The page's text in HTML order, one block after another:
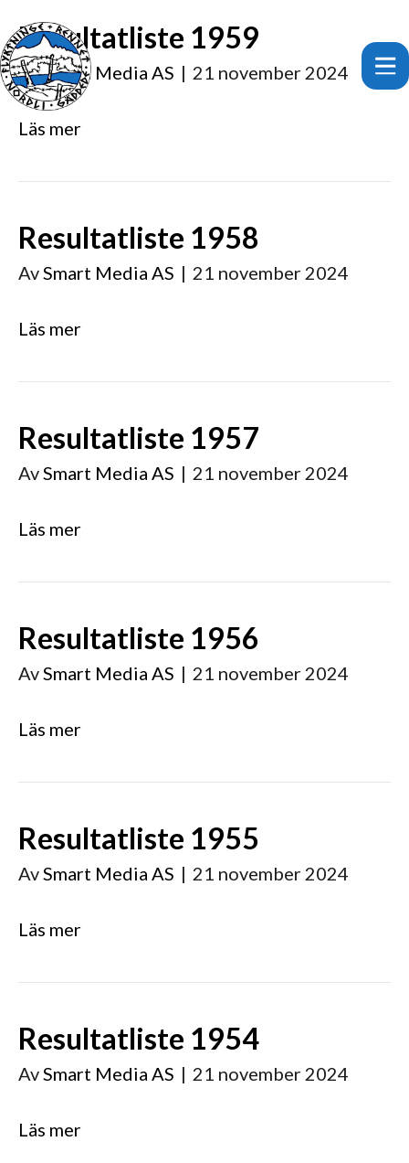
Resultatliste 1959
AvSmart Media AS | 21 november 2024
Läs mer
Resultatliste 1958
AvSmart Media AS | 21 november 2024
Läs mer
Resultatliste 1957
AvSmart Media AS | 21 november 2024
Läs mer
Resultatliste 1956
AvSmart Media AS | 21 november 2024
Läs mer
Resultatliste 1955
AvSmart Media AS | 21 november 2024
Läs mer
Resultatliste 1954
AvSmart Media AS | 21 november 2024
Läs mer